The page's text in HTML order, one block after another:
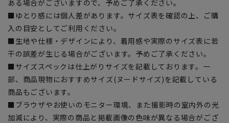
ある場合がございますので、予めご了承ください。
■ゆとり感には個人差があります。サイズ表を確認の上、ご購
入の目安としてご利用ください。
■生地や仕様・デザインにより、着用感や実際のサイズ表に若
干の誤差が生じる場合がございます。予めご了承ください。
■サイズスペックは仕上がりサイズを記載しております。一
部、商品現物におすすめサイズ(ヌードサイズ)を記載している
商品もございます。
■ブラウザやお使いのモニター環境、また撮影時の室内外の光
加減により、実際の商品と掲載画像の色味が異なる場合がござ